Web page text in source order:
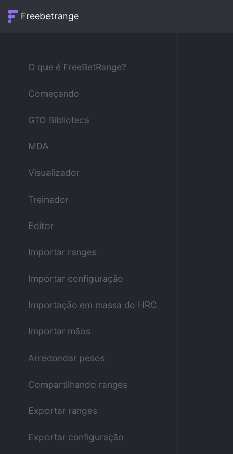
Freebetrange
O que é FreeBetRange?
Começando
GTO Biblioteca
MDA
Visualizador
Treinador
Editor
Importar ranges
Importar configuração
Importação em massa do HRC
Importar mãos
Arredondar pesos
Compartilhando ranges
Exportar ranges
Exportar configuração